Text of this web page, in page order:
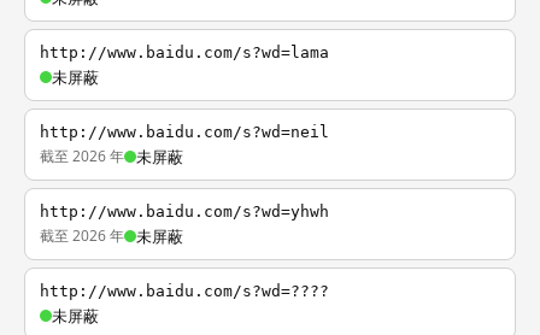
http://www.baidu.com/s?wd=lama
未屏蔽
http://www.baidu.com/s?wd=neil
截至 2026 年 未屏蔽
http://www.baidu.com/s?wd=yhwh
截至 2026 年 未屏蔽
http://www.baidu.com/s?wd=????
未屏蔽